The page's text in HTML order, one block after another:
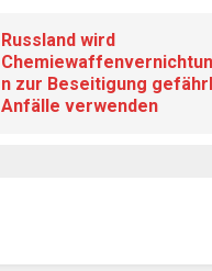
Russland wird
n zur Beseitigung
Anfälle verwenden